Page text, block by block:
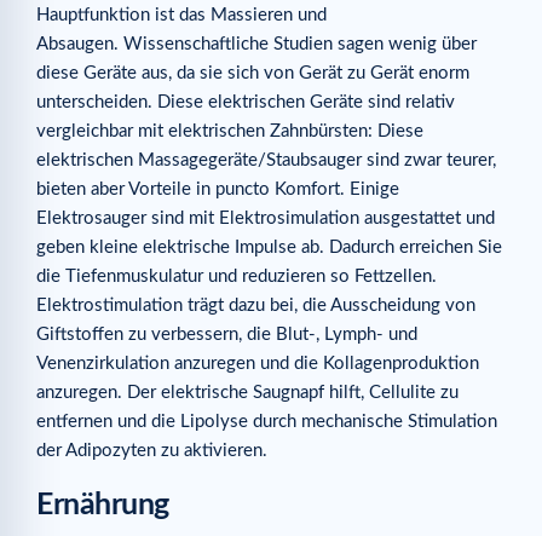
Hauptfunktion ist das Massieren und
Absaugen. Wissenschaftliche Studien sagen wenig über
diese Geräte aus, da sie sich von Gerät zu Gerät enorm
unterscheiden. Diese elektrischen Geräte sind relativ
vergleichbar mit elektrischen Zahnbürsten: Diese
elektrischen Massagegeräte/Staubsauger sind zwar teurer,
bieten aber Vorteile in puncto Komfort. Einige
Elektrosauger sind mit Elektrosimulation ausgestattet und
geben kleine elektrische Impulse ab. Dadurch erreichen Sie
die Tiefenmuskulatur und reduzieren so Fettzellen.
Elektrostimulation trägt dazu bei, die Ausscheidung von
Giftstoffen zu verbessern, die Blut-, Lymph- und
Venenzirkulation anzuregen und die Kollagenproduktion
anzuregen. Der elektrische Saugnapf hilft, Cellulite zu
entfernen und die Lipolyse durch mechanische Stimulation
der Adipozyten zu aktivieren.
Ernährung